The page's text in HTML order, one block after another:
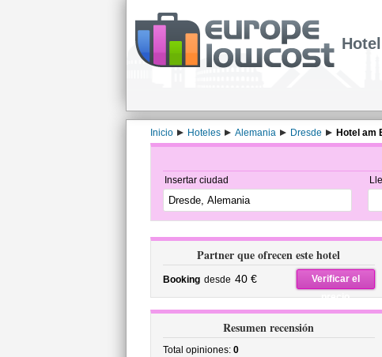
Inicio Hoteles Alemania Dresde Hotel am
Insertar ciudad
Partner que ofrecen este hotel
Booking desde 40 €
Verificar el
precio
Resumen recensión
Total opiniones: 0